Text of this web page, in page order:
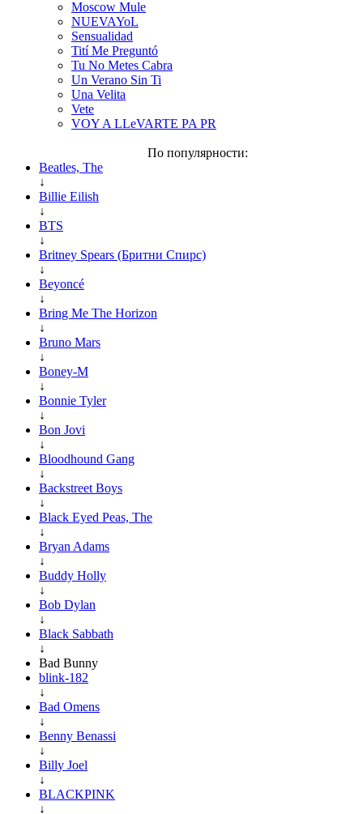
Moscow Mule
NUEVAYoL
Sensualidad
Tití Me Preguntó
Tu No Metes Cabra
Un Verano Sin Ti
Una Velita
Vete
VOY A LLeVARTE PA PR
По популярности:
Beatles, The
↓
Billie Eilish
↓
BTS
↓
Britney Spears (Бритни Спирс)
↓
Beyoncé
↓
Bring Me The Horizon
↓
Bruno Mars
↓
Boney-M
↓
Bonnie Tyler
↓
Bon Jovi
↓
Bloodhound Gang
↓
Backstreet Boys
↓
Black Eyed Peas, The
↓
Bryan Adams
↓
Buddy Holly
↓
Bob Dylan
↓
Black Sabbath
↓
Bad Bunny
blink-182
↓
Bad Omens
↓
Benny Benassi
↓
Billy Joel
↓
BLACKPINK
↓